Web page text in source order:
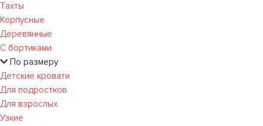
Тахты
Корпусные
Деревянные
С бортиками
По размеру
Детские кровати
Для подростков
Для взрослых
Узкие